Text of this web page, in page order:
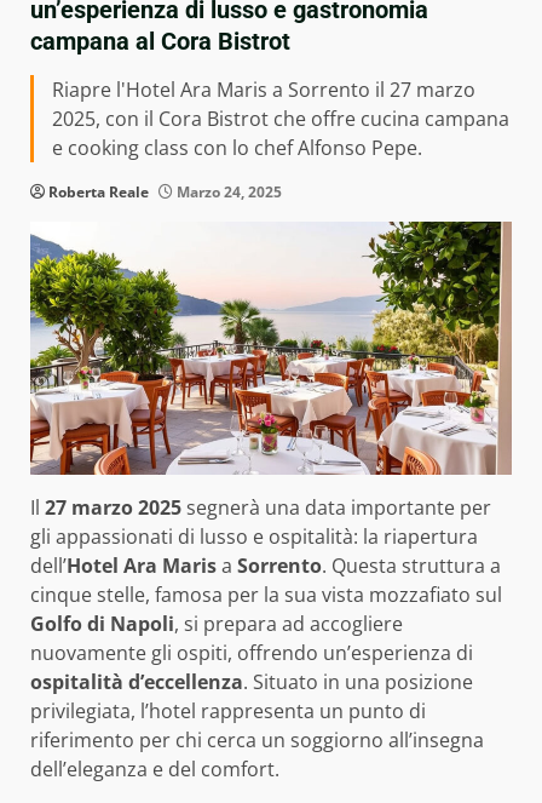
un’esperienza di lusso e gastronomia
campana al Cora Bistrot
Riapre l'Hotel Ara Maris a Sorrento il 27 marzo
2025, con il Cora Bistrot che offre cucina campana
e cooking class con lo chef Alfonso Pepe.
Roberta Reale Marzo 24, 2025
Il 27 marzo 2025segnerà una data importante per
gli appassionati di lusso e ospitalità: la riapertura
dell’Hotel Ara Marisa Sorrento. Questa struttura a
cinque stelle, famosa per la sua vista mozzafiato sul
Golfo di Napoli, si prepara ad accogliere
nuovamente gli ospiti, offrendo un’esperienza di
ospitalità d’eccellenza. Situato in una posizione
privilegiata, l’hotel rappresenta un punto di
riferimento per chi cerca un soggiorno all’insegna
dell’eleganza e del comfort.